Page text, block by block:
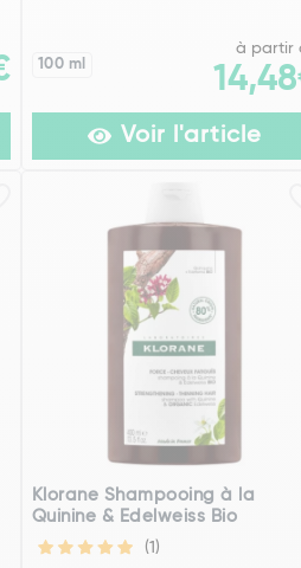
100 ml
à partir
Voir l'article
Klorane Shampooing à la
Quinine & Edelweiss Bio
(1)